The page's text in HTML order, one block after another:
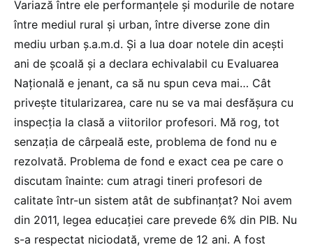
Variază între ele performanțele și modurile de notare
între mediul rural și urban, între diverse zone din
mediu urban ș.a.m.d. Și a lua doar notele din acești
ani de școală și a declara echivalabil cu Evaluarea
Națională e jenant, ca să nu spun ceva mai… Cât
privește titularizarea, care nu se va mai desfășura cu
inspecția la clasă a viitorilor profesori. Mă rog, tot
senzația de cârpeală este, problema de fond nu e
rezolvată. Problema de fond e exact cea pe care o
discutam înainte: cum atragi tineri profesori de
calitate într-un sistem atât de subfinanțat? Noi avem
din 2011, legea educației care prevede 6% din PIB. Nu
s-a respectat niciodată, vreme de 12 ani. A fost